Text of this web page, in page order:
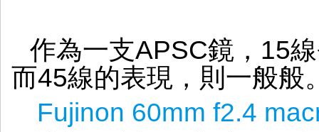
作為一支APSC鏡，15
而45線的表現，則一般般
Fujinon 60mm f2.4